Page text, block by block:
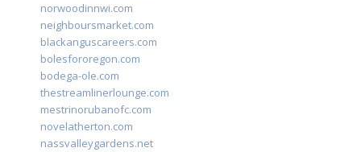
norwoodinnwi.com
neighboursmarket.com
blackanguscareers.com
bolesfororegon.com
bodega-ole.com
thestreamlinerlounge.com
mestrinorubanofc.com
novelatherton.com
nassvalleygardens.net